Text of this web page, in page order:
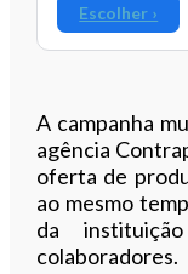
Escolher ›
A campanha
agência
oferta de
ao mesmo
da